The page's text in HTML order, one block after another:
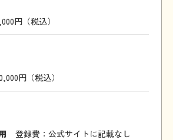
円（税込）
円（税込）
登録費：公式サイトに記載なし